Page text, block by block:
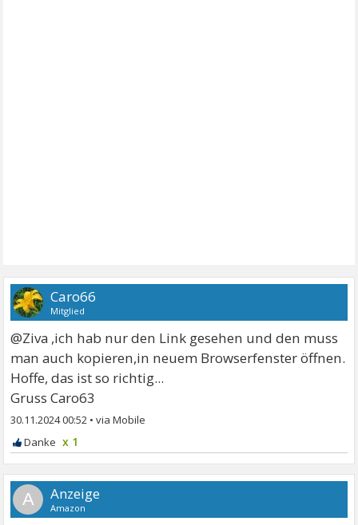
Caro66
Mitglied
@Ziva ,ich hab nur den Link gesehen und den muss
man auch kopieren,in neuem Browserfenster öffnen.
Hoffe, das ist so richtig...
Gruss Caro63
30.11.2024 00:52 •
x 1
A